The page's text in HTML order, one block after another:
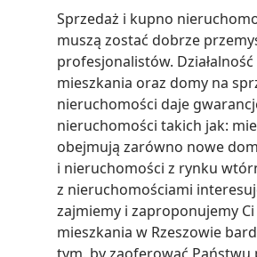
Sprzedaż i kupno
muszą zostać dobrze
profesjonalistów.
mieszkania oraz domy na
nieruchomości daje
nieruchomości takich jak:
obejmują zarówno nowe
i nieruchomości z rynku
z nieruchomościami
zajmiemy i zaproponujemy
mieszkania w Rzeszowie
tym, by zaoferować Państwu